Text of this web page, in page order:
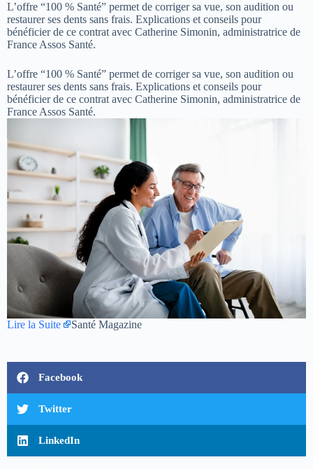
L’offre “100 % Santé” permet de corriger sa vue, son audition ou
restaurer ses dents sans frais. Explications et conseils pour
bénéficier de ce contrat avec Catherine Simonin, administratrice de
France Assos Santé.
L’offre “100 % Santé” permet de corriger sa vue, son audition ou
restaurer ses dents sans frais. Explications et conseils pour
bénéficier de ce contrat avec Catherine Simonin, administratrice de
France Assos Santé.
Lire la Suite Santé Magazine
Facebook
Twitter
LinkedIn